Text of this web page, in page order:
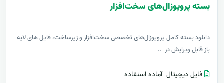
بسته پروپوزال‌های سخت‌افزار
دانلود بسته کامل پروپوزال‌های تخصصی سخت‌افزار و زیرساخت، فایل های لایه
باز قابل ویرایش در ..
فایل دیجیتال آماده استفاده